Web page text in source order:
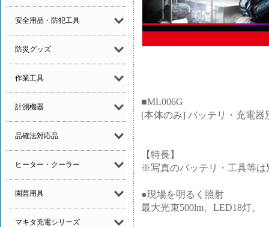
安全用品・防犯工具
防災グッズ
作業工具
計測機器
品確法対応品
ヒーター・クーラー
園芸用具
マキタ充電シリーズ
■ML006G
[本体のみ] バッテリ・充電器
【特長】
※写真のバッテリ・工具等は
●現場を明るく照射
最大光束500lm、LED18灯。